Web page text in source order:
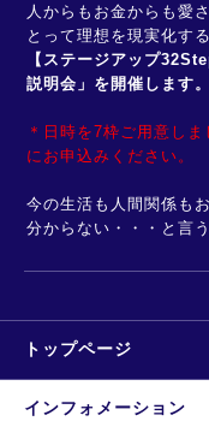
人からもお金からも愛
とって理想を現実化する
【ステージアップ
説明会」を開催します。
＊日時を7枠ご用意し
にお申込みください。
今の生活も人間関係も
分からない・・・と言
トップページ
インフォメーション